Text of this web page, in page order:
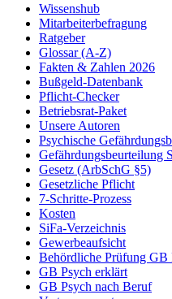
Wissenshub
Mitarbeiterbefragung
Ratgeber
Glossar (A-Z)
Fakten & Zahlen 2026
Bußgeld-Datenbank
Pflicht-Checker
Betriebsrat-Paket
Unsere Autoren
Psychische
Gefährdungsbeurteilung
Gesetz (ArbSchG §5)
Gesetzliche Pflicht
7-Schritte-Prozess
Kosten
SiFa-Verzeichnis
Gewerbeaufsicht
Behördliche Prüfung GB
GB Psych erklärt
GB Psych nach Beruf